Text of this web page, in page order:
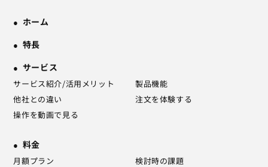
ホーム
特長
サービス
サービス紹介/活用メリット
製品機能
他社との違い
注文を体験する
操作を動画で見る
料金
月額プラン
検討時の課題